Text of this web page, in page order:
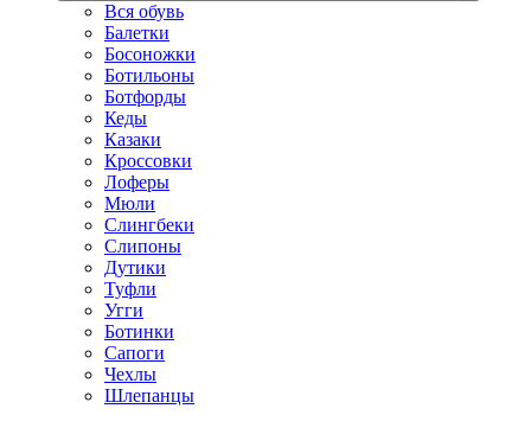
Вся обувь
Балетки
Босоножки
Ботильоны
Ботфорды
Кеды
Казаки
Кроссовки
Лоферы
Мюли
Слингбеки
Слипоны
Дутики
Туфли
Угги
Ботинки
Сапоги
Чехлы
Шлепанцы